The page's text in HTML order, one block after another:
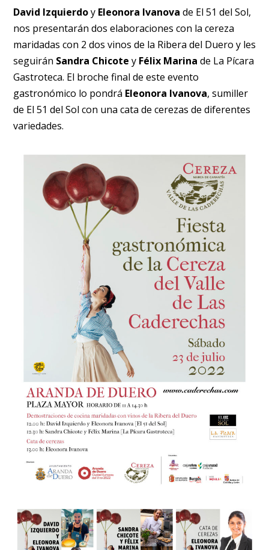
David IzquierdoyEleonora Ivanova de El 51 del Sol,
nos presentarán dos elaboraciones con la cereza
maridadas con 2 dos vinos de la Ribera del Duero y les
seguirán Sandra Chicote y Félix Marina de La Pícara
Gastroteca. El broche final de este evento
gastronómico lo pondrá Eleonora Ivanova, sumiller
de El 51 del Sol con una cata de cerezas de diferentes
variedades.